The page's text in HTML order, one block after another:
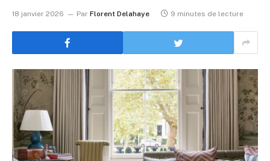
18 janvier 2026 Par Florent Delahaye 9 minutes de lecture